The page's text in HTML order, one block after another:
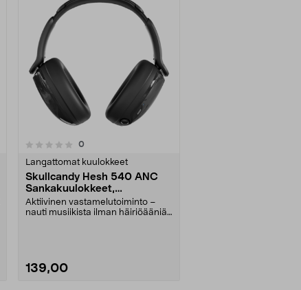
0
Langattomat kuulokkeet
Skullcandy Hesh 540 ANC
Sankakuulokkeet,
kuulokkeet
Aktiivinen vastamelutoiminto –
nauti musiikista ilman häiriöääniä.
139,00